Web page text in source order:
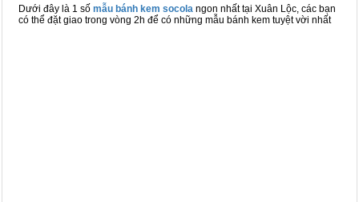
Dưới đây là 1 số mẫu bánh kem socola ngon nhất tại Xuân Lộc, các bạn
có thể đặt giao trong vòng 2h để có những mẫu bánh kem tuyệt vời nhất